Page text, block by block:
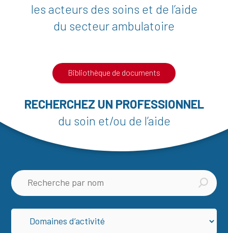
les acteurs des soins et de l’aide
du secteur ambulatoire
Bibliothèque de documents
RECHERCHEZ UN PROFESSIONNEL
du soin et/ou de l’aide